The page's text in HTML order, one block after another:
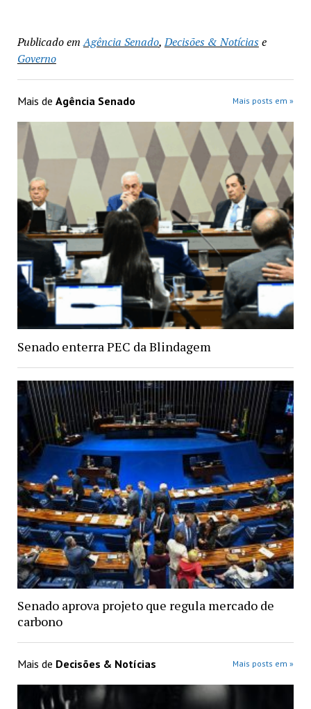
Publicado em Agência Senado,Decisões & Notíciase
Governo
Mais de Agência Senado Mais posts em »
Senado enterra PEC da Blindagem
Senado aprova projeto que regula mercado de
carbono
Mais de Decisões & Notícias Mais posts em »